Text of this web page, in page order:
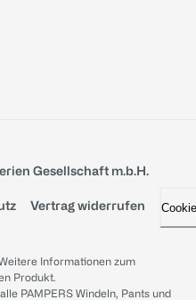
Gesellschaft m.b.H.
Vertrag widerrufen
Informationen zum
Produkt.
PAMPERS Windeln, Pants und